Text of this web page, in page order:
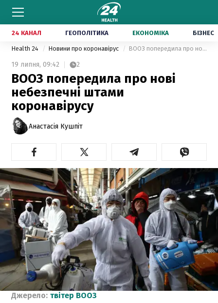
24 КАНАЛ ГЕОПОЛІТИКА ЕКОНОМІКА БІЗНЕС
Health 24 Новини про коронавірус ВООЗ попередила про нові небезпечні штами коронавірусу
19 липня, 09:42 2
ВООЗ попередила про нові
небезпечні штами
коронавірусу
Анастасія Кушпіт
Джерело: твітер ВООЗ